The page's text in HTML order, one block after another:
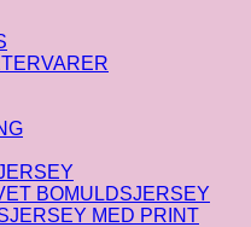
BOMULDSJERSEY
MED PRINT